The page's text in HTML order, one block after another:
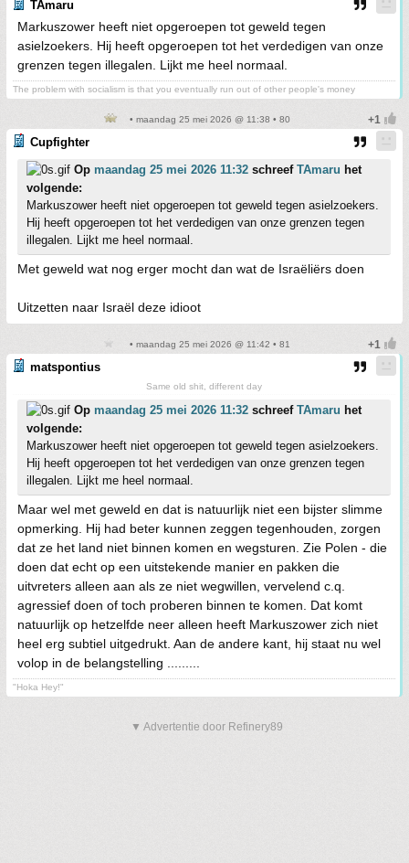
TAmaru
Markuszower heeft niet opgeroepen tot geweld tegen
asielzoekers. Hij heeft opgeroepen tot het verdedigen van onze
grenzen tegen illegalen. Lijkt me heel normaal.
The problem with socialism is that you eventually run out of other people's money
• maandag 25 mei 2026 @ 11:38 • 80
Cupfighter
Op maandag 25 mei 2026 11:32 schreef TAmaru het
volgende:
Markuszower heeft niet opgeroepen tot geweld tegen asielzoekers.
Hij heeft opgeroepen tot het verdedigen van onze grenzen tegen
illegalen. Lijkt me heel normaal.
Met geweld wat nog erger mocht dan wat de Israëliërs doen
Uitzetten naar Israël deze idioot
• maandag 25 mei 2026 @ 11:42 • 81
matspontius
Same old shit, different day
Op maandag 25 mei 2026 11:32 schreef TAmaru het
volgende:
Markuszower heeft niet opgeroepen tot geweld tegen asielzoekers.
Hij heeft opgeroepen tot het verdedigen van onze grenzen tegen
illegalen. Lijkt me heel normaal.
Maar wel met geweld en dat is natuurlijk niet een bijster slimme
opmerking. Hij had beter kunnen zeggen tegenhouden, zorgen
dat ze het land niet binnen komen en wegsturen. Zie Polen - die
doen dat echt op een uitstekende manier en pakken die
uitvreters alleen aan als ze niet wegwillen, vervelend c.q.
agressief doen of toch proberen binnen te komen. Dat komt
natuurlijk op hetzelfde neer alleen heeft Markuszower zich niet
heel erg subtiel uitgedrukt. Aan de andere kant, hij staat nu wel
volop in de belangstelling .........
"Hoka Hey!"
▼ Advertentie door Refinery89